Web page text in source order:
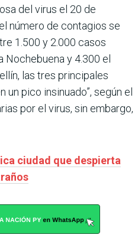
del virus el 20 de
número de contagios se
1.500 y 2.000 casos
Nochebuena y 4.300 el
las tres principales
un pico insinuado”, según el
por el virus, sin embargo,
ciudad que despierta